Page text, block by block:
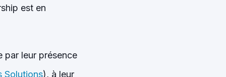
est en
par leur présence
Solutions), à leur